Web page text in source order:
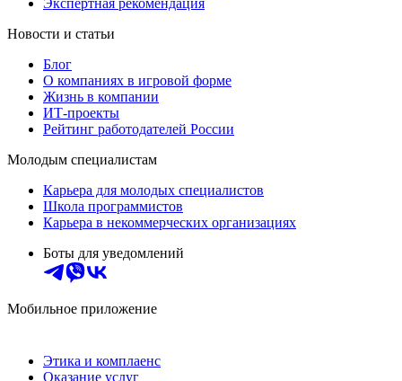
Новости и статьи
Блог
О компаниях в игровой форме
Жизнь в компании
ИТ-проекты
Рейтинг работодателей России
Молодым специалистам
Карьера для молодых специалистов
Школа программистов
Карьера в некоммерческих организациях
Боты для уведомлений
Мобильное приложение
Этика и комплаенс
Оказание услуг